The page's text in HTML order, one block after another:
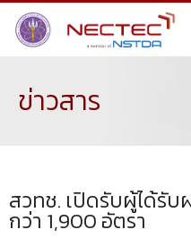
ข่าวสาร
สวทช. เปิดรับผู้ได้รับ
กว่า 1,900 อัตรา